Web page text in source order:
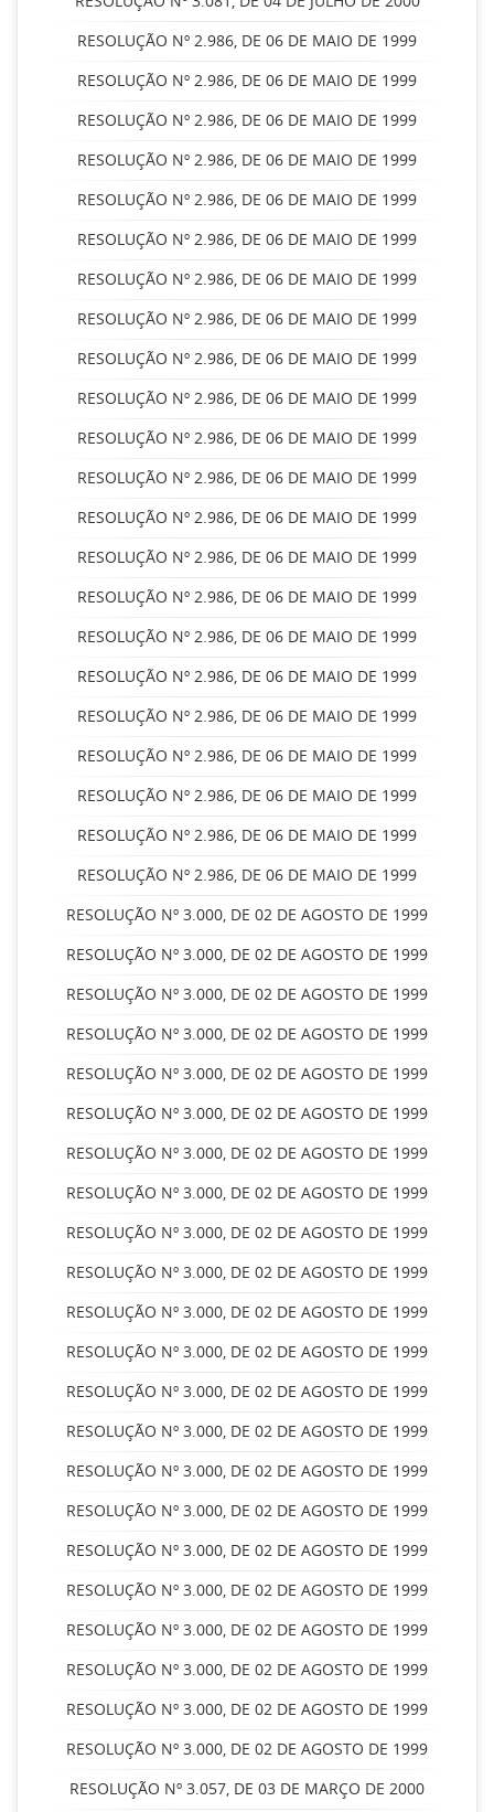
RESOLUÇÃO Nº 2.986, DE 06 DE MAIO DE 1999
RESOLUÇÃO Nº 2.986, DE 06 DE MAIO DE 1999
RESOLUÇÃO Nº 2.986, DE 06 DE MAIO DE 1999
RESOLUÇÃO Nº 2.986, DE 06 DE MAIO DE 1999
RESOLUÇÃO Nº 2.986, DE 06 DE MAIO DE 1999
RESOLUÇÃO Nº 2.986, DE 06 DE MAIO DE 1999
RESOLUÇÃO Nº 2.986, DE 06 DE MAIO DE 1999
RESOLUÇÃO Nº 2.986, DE 06 DE MAIO DE 1999
RESOLUÇÃO Nº 2.986, DE 06 DE MAIO DE 1999
RESOLUÇÃO Nº 2.986, DE 06 DE MAIO DE 1999
RESOLUÇÃO Nº 2.986, DE 06 DE MAIO DE 1999
RESOLUÇÃO Nº 2.986, DE 06 DE MAIO DE 1999
RESOLUÇÃO Nº 2.986, DE 06 DE MAIO DE 1999
RESOLUÇÃO Nº 2.986, DE 06 DE MAIO DE 1999
RESOLUÇÃO Nº 2.986, DE 06 DE MAIO DE 1999
RESOLUÇÃO Nº 2.986, DE 06 DE MAIO DE 1999
RESOLUÇÃO Nº 2.986, DE 06 DE MAIO DE 1999
RESOLUÇÃO Nº 2.986, DE 06 DE MAIO DE 1999
RESOLUÇÃO Nº 2.986, DE 06 DE MAIO DE 1999
RESOLUÇÃO Nº 2.986, DE 06 DE MAIO DE 1999
RESOLUÇÃO Nº 2.986, DE 06 DE MAIO DE 1999
RESOLUÇÃO Nº 2.986, DE 06 DE MAIO DE 1999
RESOLUÇÃO Nº 3.000, DE 02 DE AGOSTO DE 1999
RESOLUÇÃO Nº 3.000, DE 02 DE AGOSTO DE 1999
RESOLUÇÃO Nº 3.000, DE 02 DE AGOSTO DE 1999
RESOLUÇÃO Nº 3.000, DE 02 DE AGOSTO DE 1999
RESOLUÇÃO Nº 3.000, DE 02 DE AGOSTO DE 1999
RESOLUÇÃO Nº 3.000, DE 02 DE AGOSTO DE 1999
RESOLUÇÃO Nº 3.000, DE 02 DE AGOSTO DE 1999
RESOLUÇÃO Nº 3.000, DE 02 DE AGOSTO DE 1999
RESOLUÇÃO Nº 3.000, DE 02 DE AGOSTO DE 1999
RESOLUÇÃO Nº 3.000, DE 02 DE AGOSTO DE 1999
RESOLUÇÃO Nº 3.000, DE 02 DE AGOSTO DE 1999
RESOLUÇÃO Nº 3.000, DE 02 DE AGOSTO DE 1999
RESOLUÇÃO Nº 3.000, DE 02 DE AGOSTO DE 1999
RESOLUÇÃO Nº 3.000, DE 02 DE AGOSTO DE 1999
RESOLUÇÃO Nº 3.000, DE 02 DE AGOSTO DE 1999
RESOLUÇÃO Nº 3.000, DE 02 DE AGOSTO DE 1999
RESOLUÇÃO Nº 3.000, DE 02 DE AGOSTO DE 1999
RESOLUÇÃO Nº 3.000, DE 02 DE AGOSTO DE 1999
RESOLUÇÃO Nº 3.000, DE 02 DE AGOSTO DE 1999
RESOLUÇÃO Nº 3.000, DE 02 DE AGOSTO DE 1999
RESOLUÇÃO Nº 3.000, DE 02 DE AGOSTO DE 1999
RESOLUÇÃO Nº 3.000, DE 02 DE AGOSTO DE 1999
RESOLUÇÃO Nº 3.057, DE 03 DE MARÇO DE 2000